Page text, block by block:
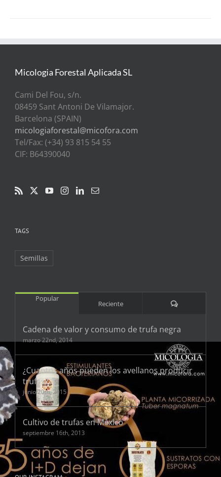
Micologia Forestal Aplicada SL
Cami Del Fou, s/n.
08459 Sant Antoni De Vilamajor.
Barcelona (SPAIN)
micologiaforestal@micofora.com
Tel/Fax: (+34) 93 815 54 55
CIF: B64390040
TAGS
Semillas
Popular
Reciente Comentarios
Cadena de valor y consumo de trufa negra
marzo 22nd, 2014
¿Cuantos años pueden los avellanos producir
trufas?
junio 20th, 2015
Cultivo de trufas en México
septiembre 16th, 2013